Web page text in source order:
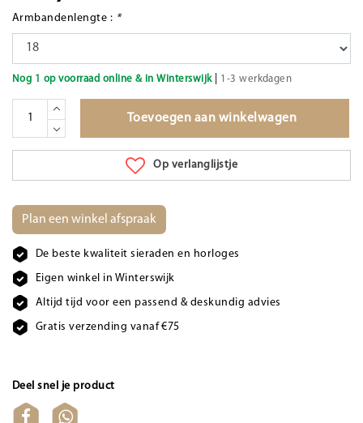
Armbandenlengte : *
Nog 1 op voorraad online & in Winterswijk| 1-3 werkdagen
Toevoegen aan winkelwagen
Op verlanglijstje
Plan een winkel afspraak
De beste kwaliteit sieraden en horloges
Eigen winkel in Winterswijk
Altijd tijd voor een passend & deskundig advies
Gratis verzending vanaf €75
Deel snel je product